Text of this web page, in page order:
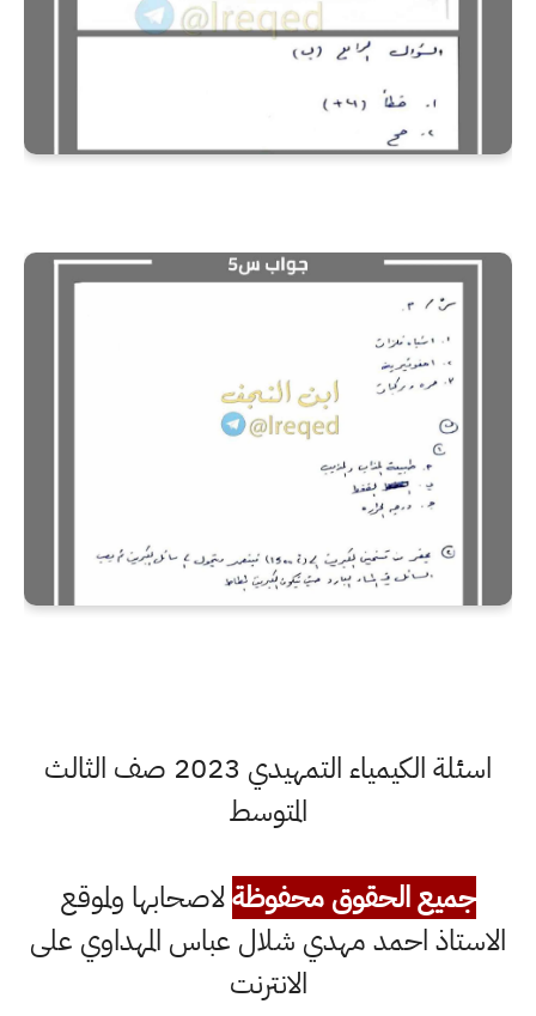
اسئلة الكيمياء التمهيدي 2023 صف الثالث
المتوسط
جميع الحقوق محفوظةلاصحابها ولموقع
الاستاذ احمد مهدي شلال عباس المهداوي على
الانترنت